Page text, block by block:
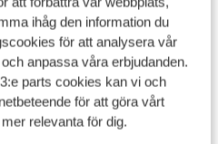
ihåg den information du
för att analysera vår
anpassa våra erbjudanden.
parts cookies kan vi och
för att göra vårt
relevanta för dig.
6 omdömen